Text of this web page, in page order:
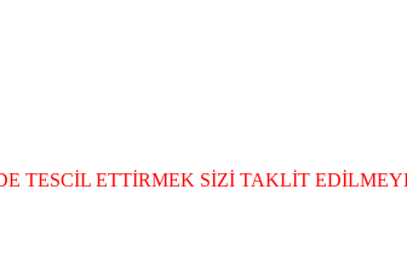
TESCİL ETTİRMEK SİZİ TAKLİT